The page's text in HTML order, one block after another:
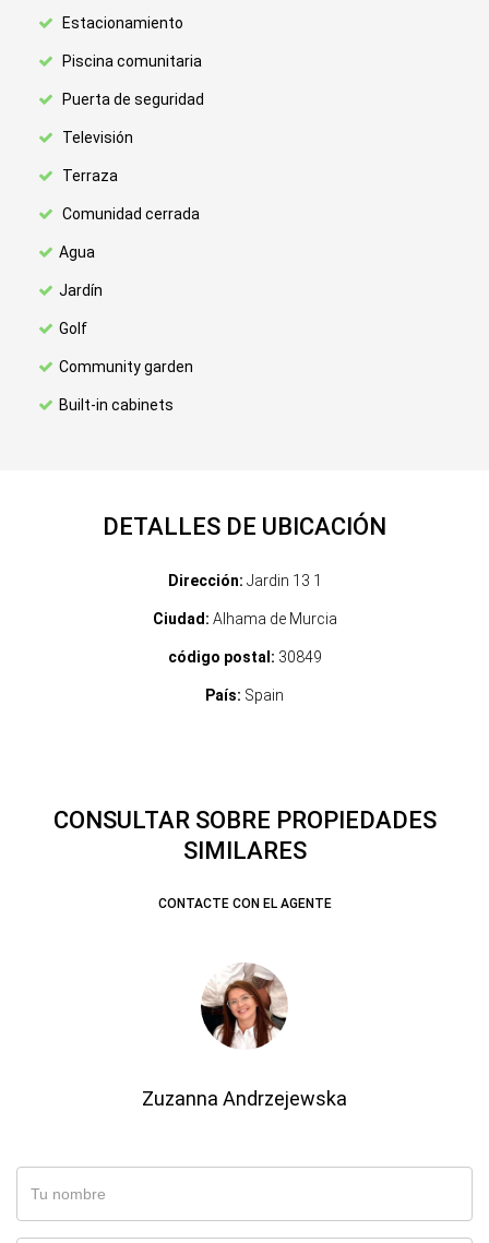
Estacionamiento
Piscina comunitaria
Puerta de seguridad
Televisión
Terraza
Comunidad cerrada
Agua
Jardín
Golf
Community garden
Built-in cabinets
DETALLES DE UBICACIÓN
Dirección: Jardin 13 1
Ciudad: Alhama de Murcia
código postal: 30849
País: Spain
CONSULTAR SOBRE PROPIEDADES
SIMILARES
CONTACTE CON EL AGENTE
Zuzanna Andrzejewska